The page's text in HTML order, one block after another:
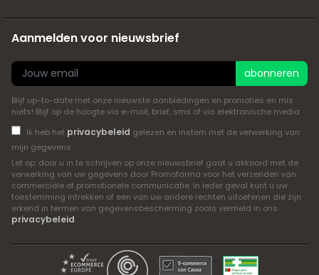
Aanmelden voor nieuwsbrief
abonneren
Blijf up-to-date met onze nieuwste aanbiedingen en promoties en mis
niets! Blijf op de hoogte via e-mail, brief, sms of via elektronische media
Ik heb het privacybeleid gelezen en instem met de verwerking van
mijn gegevens
Let op: door u in te schrijven op onze nieuwsbrief gaat u akkoord met de
verwerking van uw gegevens door Promofarma voor het verzenden van
commerciële of promotionele communicatie. In ieder geval kunt u uw
toestemming intrekken of een van uw andere rechten uitoefenen die zijn
erkend in termen van gegevensbescherming zoals vermeld in ons
privacybeleid .